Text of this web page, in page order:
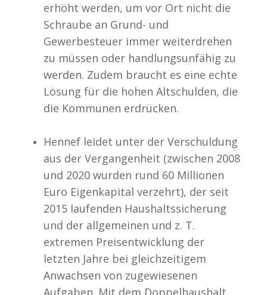
erhöht werden, um vor Ort nicht die
Schraube an Grund- und
Gewerbesteuer immer weiterdrehen
zu müssen oder handlungsunfähig zu
werden. Zudem braucht es eine echte
Lösung für die hohen Altschulden, die
die Kommunen erdrücken.
Hennef leidet unter der Verschuldung
aus der Vergangenheit (zwischen 2008
und 2020 wurden rund 60 Millionen
Euro Eigenkapital verzehrt), der seit
2015 laufenden Haushaltssicherung
und der allgemeinen und z. T.
extremen Preisentwicklung der
letzten Jahre bei gleichzeitigem
Anwachsen von zugewiesenen
Aufgaben. Mit dem Doppelhaushalt